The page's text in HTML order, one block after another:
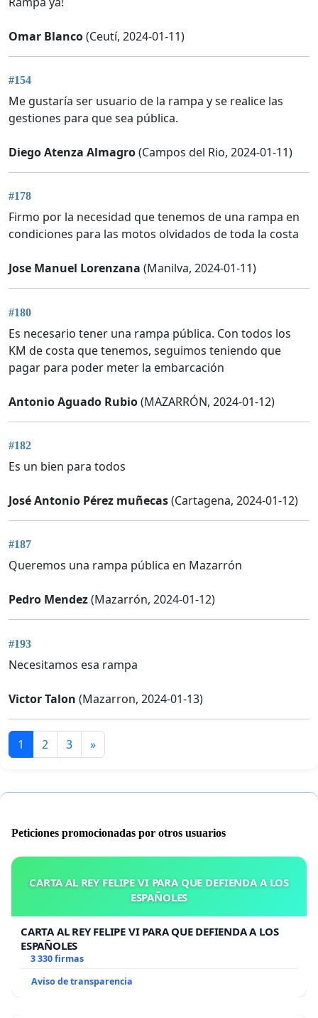
Omar Blanco(Ceutí, 2024-01-11)
#154
Me gustaría ser usuario de la rampa y se realice las
gestiones para que sea pública.
Diego Atenza Almagro(Campos del Rio, 2024-01-11)
#178
Firmo por la necesidad que tenemos de una rampa en
condiciones para las motos olvidados de toda la costa
Jose Manuel Lorenzana (Manilva, 2024-01-11)
#180
Es necesario tener una rampa pública. Con todos los
KM de costa que tenemos, seguimos teniendo que
pagar para poder meter la embarcación
Antonio Aguado Rubio(MAZARRÓN, 2024-01-12)
#182
Es un bien para todos
José Antonio Pérez muñecas(Cartagena, 2024-01-12)
#187
Queremos una rampa pública en Mazarrón
Pedro Mendez(Mazarrón, 2024-01-12)
#193
Necesitamos esa rampa
Victor Talon (Mazarron, 2024-01-13)
1 2 3 »
Peticiones promocionadas por otros usuarios
CARTA AL REY FELIPE VI PARA QUE DEFIENDA A LOS
ESPAÑOLES
CARTA AL REY FELIPE VI PARA QUE DEFIENDA A LOS
ESPAÑOLES
3 330 firmas
Aviso de transparencia